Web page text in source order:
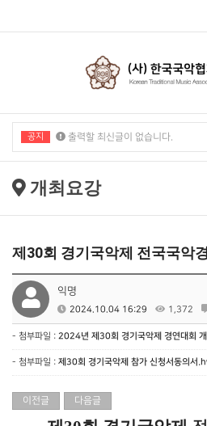
공지 출력할 최신글이 없습니다.
출력할 최신글이 없습니다.
개최요강
제30회 경기국악제 전국국악
익명
2024.10.04 16:29 1,372
- 첨부파일 : 2024년 제30회 경기국악제 경연대회
- 첨부파일 : 제30회 경기국악제 참가 신청서동의서
이전글 다음글